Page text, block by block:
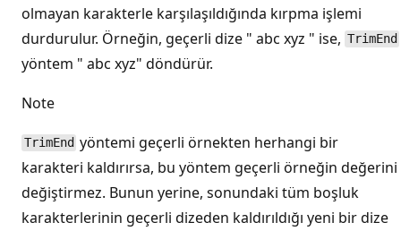
olmayan karakterle karşılaşıldığında kırpma işlemi
durdurulur. Örneğin, geçerli dize " abc xyz " ise, TrimEnd
yöntem " abc xyz" döndürür.
Note
TrimEnd yöntemi geçerli örnekten herhangi bir
karakteri kaldırırsa, bu yöntem geçerli örneğin değerini
değiştirmez. Bunun yerine, sonundaki tüm boşluk
karakterlerinin geçerli dizeden kaldırıldığı yeni bir dize